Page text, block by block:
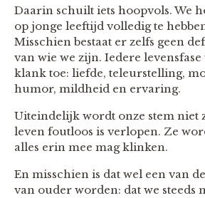
Daarin schuilt iets hoopvols. We
op jonge leeftijd volledig te
Misschien bestaat er zelfs geen
van wie we zijn. Iedere
klank toe: liefde, teleurstelling,
humor, mildheid en ervaring.
Uiteindelijk wordt onze stem niet
leven foutloos is verlopen. Ze
alles erin mee mag klinken.
En misschien is dat wel een van
van ouder worden: dat we steeds